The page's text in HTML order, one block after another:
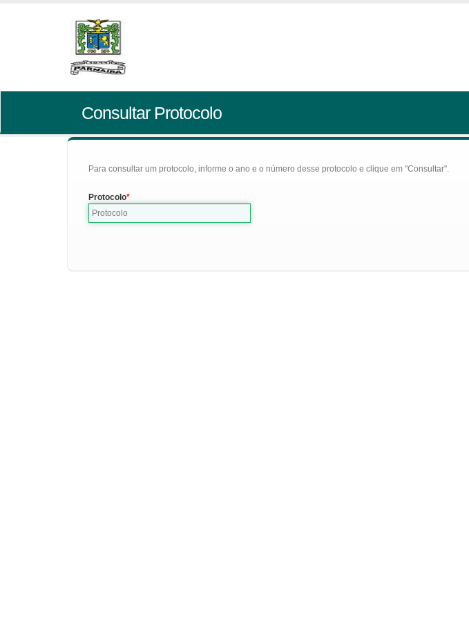
Consultar Protocolo
Para consultar um protocolo, informe o ano e o número desse protocolo e clique em "Consultar".
Protocolo